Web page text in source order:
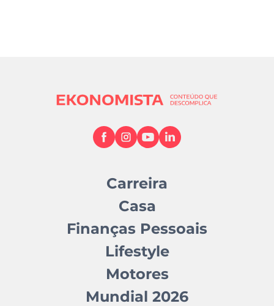
Carreira
Casa
Finanças Pessoais
Lifestyle
Motores
Mundial 2026